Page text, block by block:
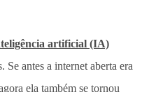
artificial (IA)
Se antes a internet aberta era
ela também se tornou